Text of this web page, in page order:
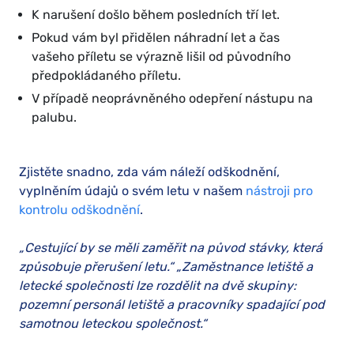
K narušení došlo během posledních tří let.
Pokud vám byl přidělen náhradní let a čas
vašeho příletu se výrazně lišil od původního
předpokládaného příletu.
V případě neoprávněného odepření nástupu na
palubu.
Zjistěte snadno, zda vám náleží odškodnění,
vyplněním údajů o svém letu v našem nástroji pro
kontrolu odškodnění.
„Cestující by se měli zaměřit na původ stávky, která
způsobuje přerušení letu.“ „Zaměstnance letiště a
letecké společnosti lze rozdělit na dvě skupiny:
pozemní personál letiště a pracovníky spadající pod
samotnou leteckou společnost.“